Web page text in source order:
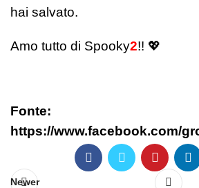
hai salvato.
Amo tutto di Spooky2!! 💖
Fonte:
https://www.facebook.com/
Newer